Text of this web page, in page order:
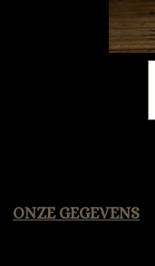
ONZE GEGEVENS